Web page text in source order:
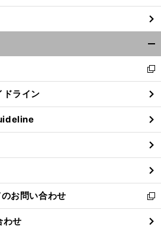
閉
る
新
し
い
ウ
ィ
ン
ド
ウ
で
開
く
ドライン
お問い合わせ
新
し
い
わせ